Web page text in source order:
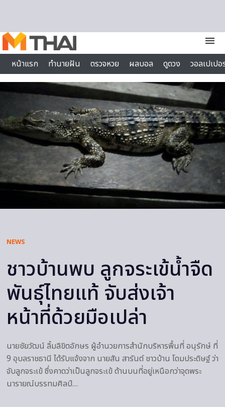
menu
หน้าแรก
ทำนายฝัน ตรวจหวย ผลบอล ดูดวง
วอลเปเป
ไลฟ์สไตล์
NEWS
ชาวบ้านพบ ลูกจระเข้น้ำจืด
พันธุ์ไทยแท้ จับส่งเจ้า
หน้าที่ด้วยมือเปล่า
นายชัยวัฒน์ ลิ้มลิขิตอักษร ผู้อำนวยการสำนักบริหารพื้นที่ อนุรักษ์ ที่
9 อุบลราชธานี ได้รับแจ้งจาก​ นายสัน สารันต์ ชาวบ้าน โดมประดิษฐ์ ว่า
จับลูกจระเข้ ซึ่งคาดว่าเป็นลูกจระเข้ ด้านบนที่อยู่เหนือกว่าจุดพระ
นารายณ์บรรทมศิลป์…